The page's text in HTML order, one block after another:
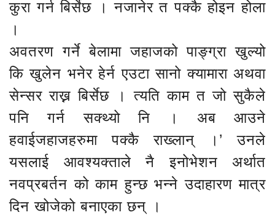
कुरा गर्न बिर्सेछ । नजानेर त पक्कै होइन होला
।
अवतरण गर्ने बेलामा जहाजको पाङ्ग्रा खुल्यो
कि खुलेन भनेर हेर्न एउटा सानो क्यामारा अथवा
सेन्सर राख्न बिर्सेछ । त्यति काम त जो सुकैले
पनि गर्न सक्थ्यो नि । अब आउने
हवाईजहाजहरुमा पक्कै राख्लान् ।’ उनले
यसलाई आवश्यक्ताले नै इनोभेशन अर्थात
नवप्रबर्तन को काम हुन्छ भन्ने उदाहारण मात्र
दिन खोजेको बनाएका छन् ।